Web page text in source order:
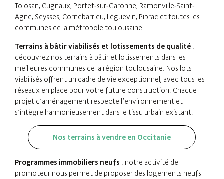
Tolosan, Cugnaux, Portet-sur-Garonne, Ramonville-Saint-
Agne, Seysses, Cornebarrieu, Léguevin, Pibrac et toutes les
communes de la métropole toulousaine.
Terrains à bâtir viabilisés et lotissements de qualité :
découvrez nos terrains à bâtir et lotissements dans les
meilleures communes de la région toulousaine. Nos lots
viabilisés offrent un cadre de vie exceptionnel, avec tous les
réseaux en place pour votre future construction. Chaque
projet d’aménagement respecte l’environnement et
s’intègre harmonieusement dans le tissu urbain existant.
Nos terrains à vendre en Occitanie
Programmes immobiliers neufs : notre activité de
promoteur nous permet de proposer des logements neufs